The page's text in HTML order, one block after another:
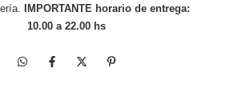
IMPORTANTE horario de entrega:
10.00 a 22.00 hs